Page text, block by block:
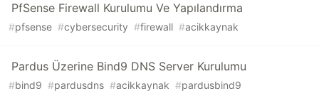
PfSense Firewall Kurulumu Ve Yapılandırma
#pfsense #cybersecurity #firewall #acikkaynak
Pardus Üzerine Bind9 DNS Server Kurulumu
#bind9 #pardusdns #acikkaynak #pardusbind9